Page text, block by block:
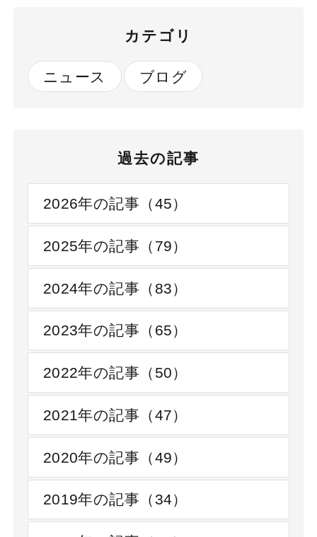
介されまし
た
した血圧管理
の取り組みが
紹介されます
カテゴリ
ニュース ブログ
過去の記事
2026年の記事（45）
2025年の記事（79）
2024年の記事（83）
2023年の記事（65）
2022年の記事（50）
2021年の記事（47）
2020年の記事（49）
2019年の記事（34）